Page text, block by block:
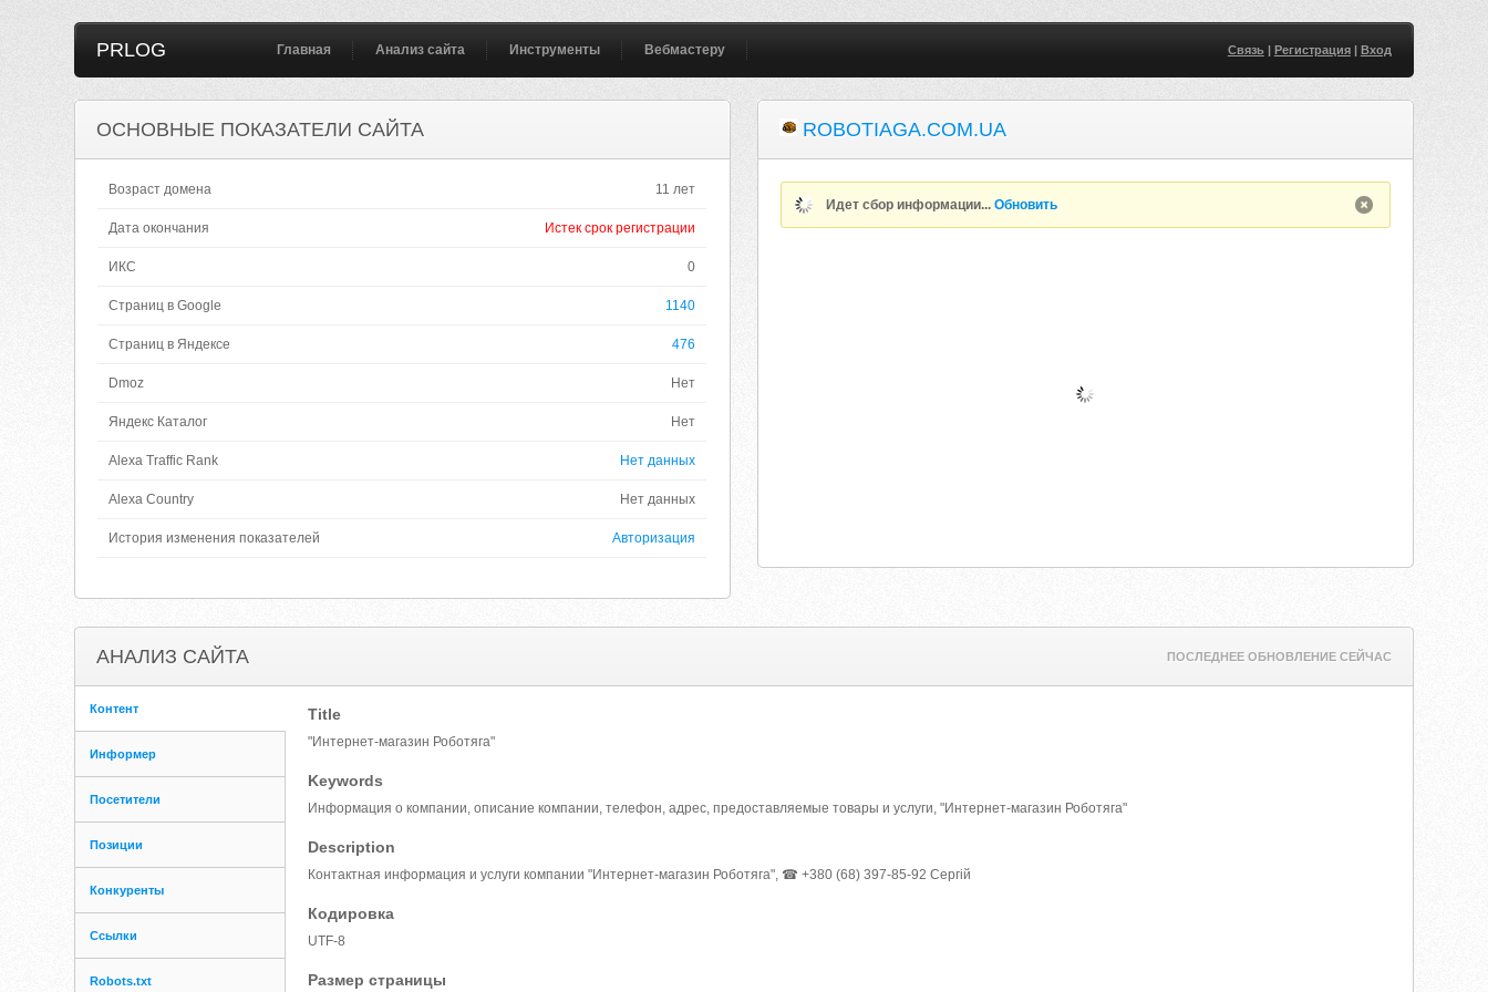
PRLOG Главная Анализ сайта Инструменты Вебмастеру Связь| Регистрация| Вход
ОСНОВНЫЕ ПОКАЗАТЕЛИ САЙТА
Возраст домена 11 лет
Дата окончания Истек срок регистрации
ИКС 0
Страниц в Google 1140
Страниц в Яндексе 476
Dmoz Нет
Яндекс Каталог Нет
Alexa Traffic Rank Нет данных
Alexa Country Нет данных
История изменения показателей Авторизация
ROBOTIAGA.COM.UA
Идет сбор информации...Обновить
АНАЛИЗ САЙТА ПОСЛЕДНЕЕ ОБНОВЛЕНИЕ СЕЙЧАС
Контент
Информер
Посетители
Позиции
Конкуренты
Ссылки
Robots.txt
Title
"Интернет-магазин Роботяга"
Keywords
Информация о компании, описание компании, телефон, адрес, предоставляемые товары и услуги, "Интернет-магазин Роботяга"
Description
Контактная информация и услуги компании "Интернет-магазин Роботяга", ☎ +380 (68) 397-85-92 Сергій
Кодировка
UTF-8
Размер страницы